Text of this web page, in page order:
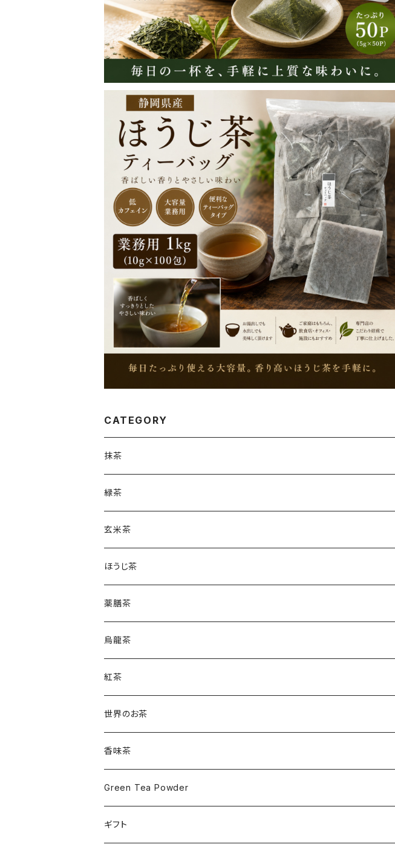
【業務用】ほうじ茶ティーバッグ 1kg（10g×100包・静岡県産）低カフェイ
ン・大容量で安心
¥1,620
CATEGORY
抹茶
緑茶
玄米茶
ほうじ茶
薬膳茶
烏龍茶
紅茶
世界のお茶
香味茶
Green Tea Powder
ギフト